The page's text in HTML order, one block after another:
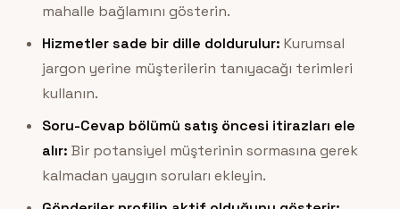
mahalle bağlamını gösterin.
Hizmetler sade bir dille doldurulur: Kurumsal
jargon yerine müşterilerin tanıyacağı terimleri
kullanın.
Soru-Cevap bölümü satış öncesi itirazları ele
alır: Bir potansiyel müşterinin sormasına gerek
kalmadan yaygın soruları ekleyin.